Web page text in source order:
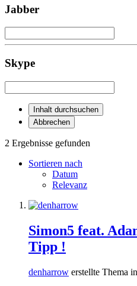
Jabber
Skype
Inhalt durchsuchen
Abbrechen
2 Ergebnisse gefunden
Sortieren nach
Datum
Relevanz
Simon5 feat.
Tipp !
denharrow erstellte Thema in